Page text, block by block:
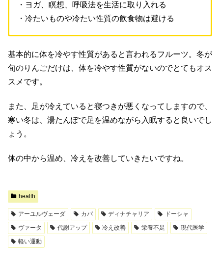
・ヨガ、瞑想、呼吸法を生活に取り入れる
・冷たいものや冷たい性質の飲食物は避ける
基本的に体を冷やす性質があると言われるフルーツ。冬が
旬のりんごだけは、体を冷やす性質がないのでとてもオス
スメです。
また、足が冷えていると寝つきが悪くなってしますので、
寒い冬は、湯たんぽで足を温めながら入眠すると良いでし
ょう。
体の中から温め、冷えを改善していきたいですね。
health
アーユルヴェーダ カパ ディナチャリア
ドーシャ
ヴァータ
代謝アップ 冷え改善 栄養不足
現代医学
軽い運動